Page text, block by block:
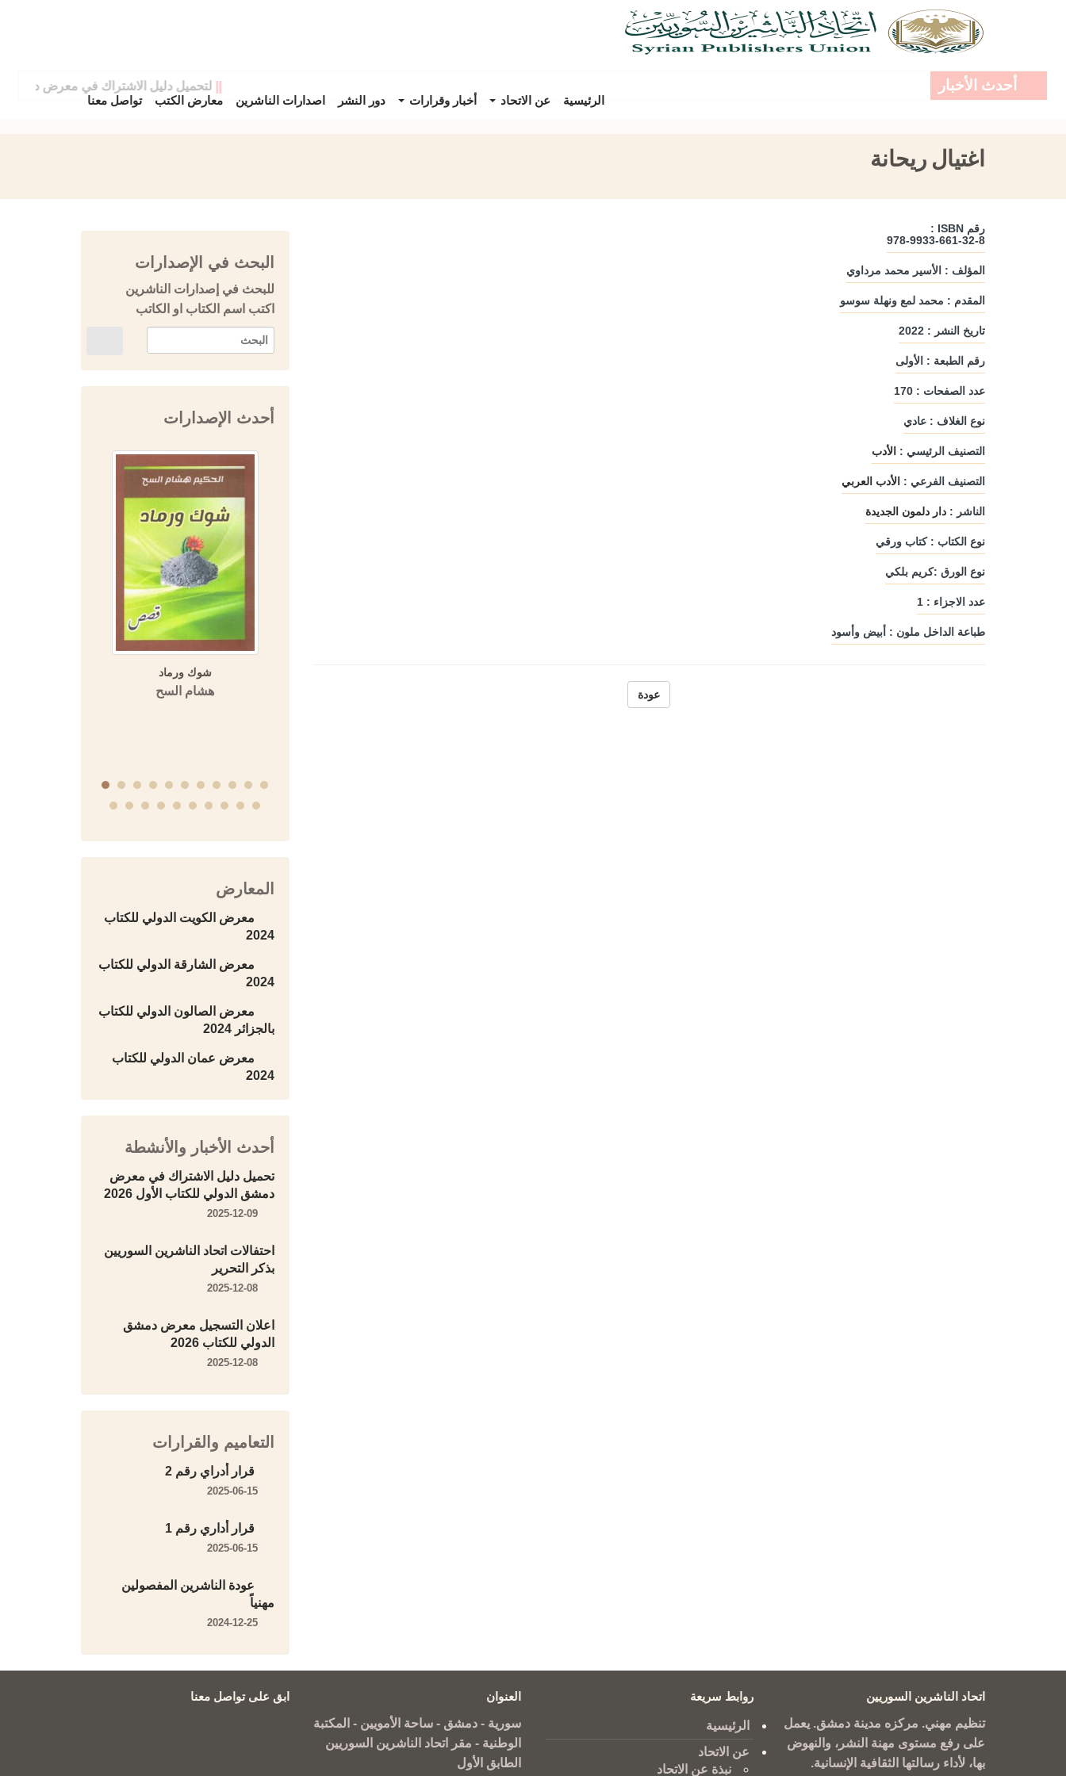
الرئيسية عن الاتحاد أخبار وقرارات دور النشر اصدارات الناشرين معارض الكتب تواصل معنا
أحدث الأخبار لتحميل دليل الاشتراك في معرض دمشق
اغتيال ريحانة
رقم ISBN :
978-9933-661-32-8
المؤلف : الأسير محمد مرداوي
المقدم : محمد لمع ونهلة سوسو
تاريخ النشر : 2022
رقم الطبعة : الأولى
عدد الصفحات : 170
نوع الغلاف : عادي
التصنيف الرئيسي : الأدب
التصنيف الفرعي : الأدب العربي
الناشر : دار دلمون الجديدة
نوع الكتاب : كتاب ورقي
نوع الورق :كريم بلكي
عدد الاجزاء : 1
طباعة الداخل ملون : أبيض وأسود
عودة
البحث في الإصدارات
للبحث في إصدارات الناشرين
اكتب اسم الكتاب او الكاتب
أحدث الإصدارات
شوك ورماد
هشام السح
المعارض
معرض الكويت الدولي للكتاب
2024
معرض الشارقة الدولي للكتاب
2024
معرض الصالون الدولي للكتاب
بالجزائر 2024
معرض عمان الدولي للكتاب
2024
أحدث الأخبار والأنشطة
تحميل دليل الاشتراك في معرض
دمشق الدولي للكتاب الأول 2026
احتفالات اتحاد الناشرين السوريين
بذكر التحرير
اعلان التسجيل معرض دمشق
الدولي للكتاب 2026
التعاميم والقرارات
قرار أدراي رقم 2
قرار أداري رقم 1
عودة الناشرين المفصولين
مهنياً
اتحاد الناشرين السوريين
تنظيم مهني. مركزه مدينة دمشق. يعمل
على رفع مستوى مهنة النشر، والنهوض
بها، لأداء رسالتها الثقافية الإنسانية.
روابط سريعة
الرئيسية
عن الاتحاد
نبذة عن الاتحاد
العنوان
سورية - دمشق - ساحة الأمويين - المكتبة
الوطنية - مقر اتحاد الناشرين السوريين
الطابق الأول
ابق على تواصل معنا